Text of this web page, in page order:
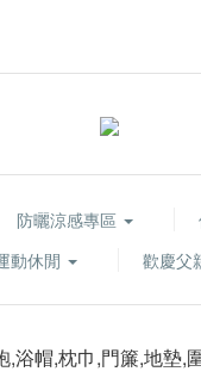
防曬涼感專區
動休閒 歡慶父